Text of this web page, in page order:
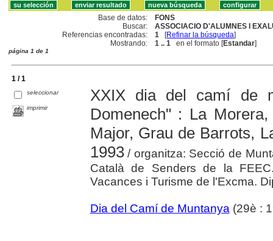
Base de datos:
FONS
Buscar:
ASSOCIACIO D'ALUMNES I
Referencias encontradas:
1 [Refinar la búsqueda]
Mostrando:
1 .. 1 en el formato [Estandar]
página 1 de 1
1 / 1
seleccionar
imprimir
XXIX dia del camí de
Domenech" : La
Major, Grau de Barrots,
1993/ organitza: Secció de
Català de Senders de la
Vacances i Turisme de l'Excma.
Dia del Camí de Muntanya (29è :